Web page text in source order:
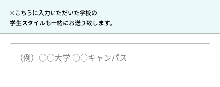
※こちらに入力いただいた学校の
学生スタイルも一緒にお送り致します。